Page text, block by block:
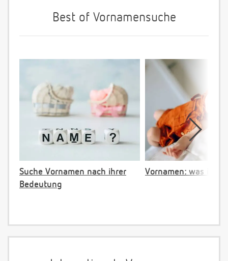
Best of Vornamensuche
Suche Vornamen nach ihrer
Bedeutung
Vornamen: was ist